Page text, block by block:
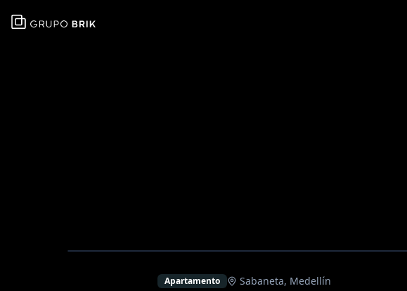
Apartamento Sabaneta, Medellín